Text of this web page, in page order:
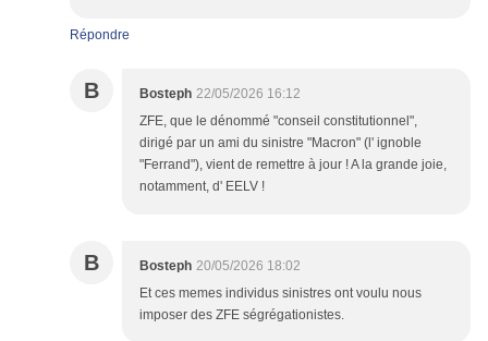
Répondre
B Bosteph 22/05/2026 16:12
ZFE, que le dénommé "conseil constitutionnel",
dirigé par un ami du sinistre "Macron" (l' ignoble
"Ferrand"), vient de remettre à jour ! A la grande joie,
notamment, d' EELV !
B Bosteph 20/05/2026 18:02
Et ces memes individus sinistres ont voulu nous
imposer des ZFE ségrégationistes.